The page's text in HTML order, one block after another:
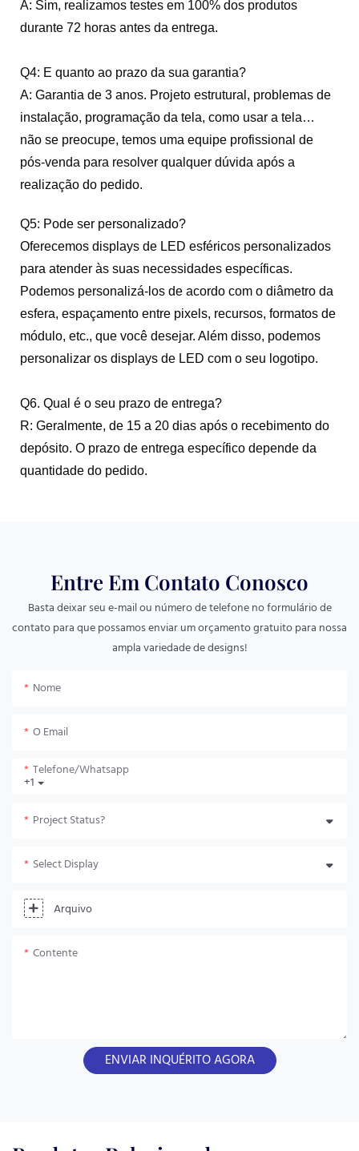
A: Sim, realizamos testes em 100% dos produtos
durante 72 horas antes da entrega.
Q4: E quanto ao prazo da sua garantia?
A: Garantia de 3 anos. Projeto estrutural, problemas de
instalação, programação da tela, como usar a tela…
não se preocupe, temos uma equipe profissional de
pós-venda para resolver qualquer dúvida após a
realização do pedido.
Q5: Pode ser personalizado?
Oferecemos displays de LED esféricos personalizados
para atender às suas necessidades específicas.
Podemos personalizá-los de acordo com o diâmetro da
esfera, espaçamento entre pixels, recursos, formatos de
módulo, etc., que você desejar. Além disso, podemos
personalizar os displays de LED com o seu logotipo.
Q6. Qual é o seu prazo de entrega?
R: Geralmente, de 15 a 20 dias após o recebimento do
depósito. O prazo de entrega específico depende da
quantidade do pedido.
Entre Em Contato Conosco
Basta deixar seu e-mail ou número de telefone no formulário de
contato para que possamos enviar um orçamento gratuito para nossa
ampla variedade de designs!
Nome
O Email
+1
Telefone/whatsapp
Project Status?
Select Display
Arquivo
Contente
ENVIAR INQUÉRITO AGORA